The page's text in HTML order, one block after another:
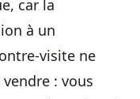
car la
à un
visite ne
: vous